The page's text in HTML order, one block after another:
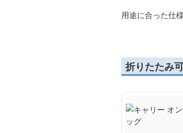
用途に合った仕
折りたたみ